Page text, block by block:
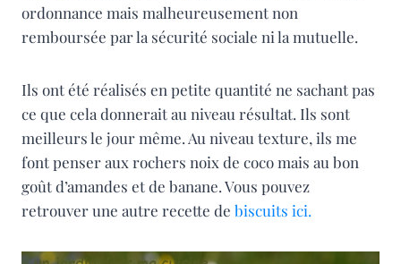
ordonnance mais malheureusement non
remboursée par la sécurité sociale ni la mutuelle.
Ils ont été réalisés en petite quantité ne sachant pas
ce que cela donnerait au niveau résultat. Ils sont
meilleurs le jour même. Au niveau texture, ils me
font penser aux rochers noix de coco mais au bon
goût d’amandes et de banane. Vous pouvez
retrouver une autre recette de biscuits ici.